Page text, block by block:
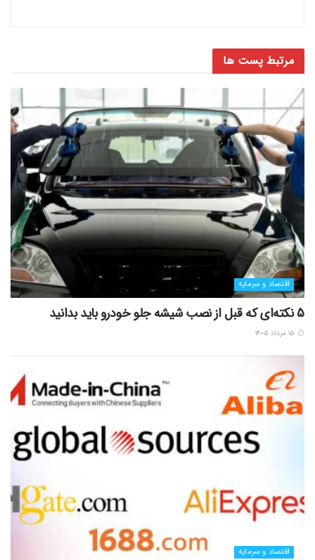
مرتبط پست ها
اقتصاد و سرمایه
5 نکته‌ای که قبل از نصب شیشه جلو خودرو باید بدانید
اقتصاد و سرمایه